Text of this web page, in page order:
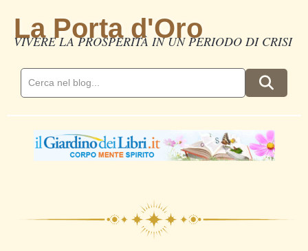
La Porta d'Oro
VIVERE LA PROSPERITÀ IN UN PERIODO DI CRISI